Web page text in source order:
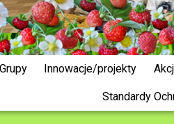
Grupy Innowacje/projekty
Standardy